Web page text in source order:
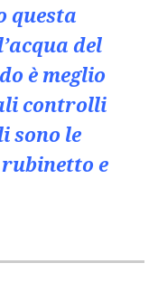
questa
del
è meglio
controlli
sono le
e